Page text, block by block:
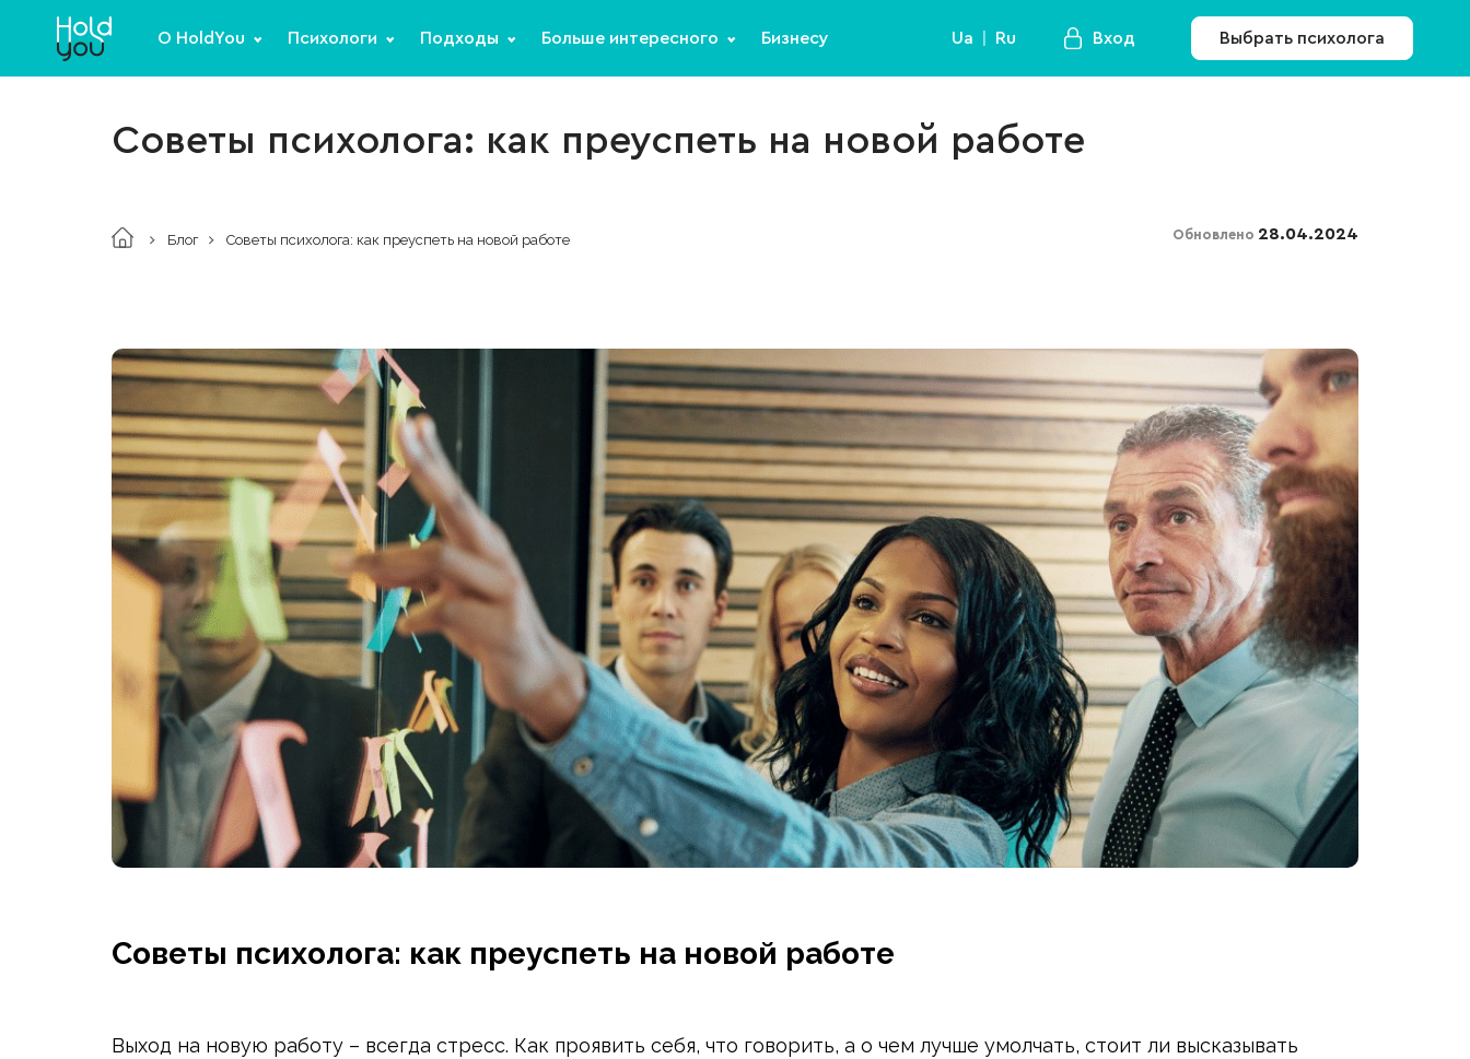
О HoldYou Психологи Подходы Больше интересного Бизнесу Ua Ru Вход Выбрать психолога
Советы психолога: как преуспеть на новой работе
Блог Советы психолога: как преуспеть на новой работе Обновлено 28.04.2024
Советы психолога: как преуспеть на новой работе
Выход на новую работу – всегда стресс. Как проявить себя, что говорить, а о чем лучше умолчать, стоит ли высказывать